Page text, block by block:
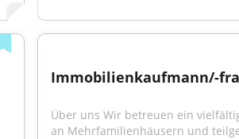
Immobilienkaufmann/-
Über uns Wir betreuen ein
an Mehrfamilienhäusern und